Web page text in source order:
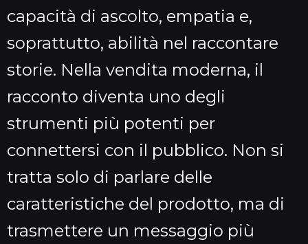
capacità di ascolto, empatia e,
soprattutto, abilità nel raccontare
storie. Nella vendita moderna, il
racconto diventa uno degli
strumenti più potenti per
connettersi con il pubblico. Non si
tratta solo di parlare delle
caratteristiche del prodotto, ma di
trasmettere un messaggio più